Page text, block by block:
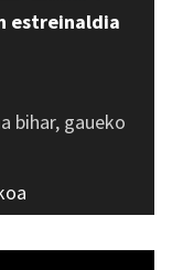
estreinaldia
bihar, gaueko